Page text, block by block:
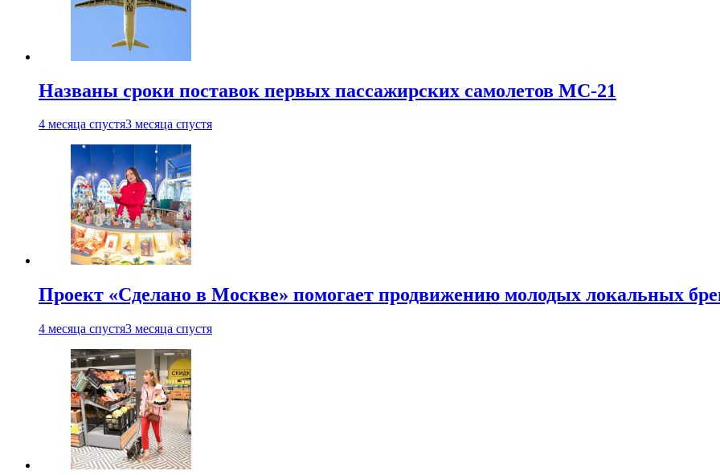
Названы сроки поставок первых пассажирских самолетов МС-21
4 месяца спустя3 месяца спустя
Проект «Сделано в Москве» помогает продвижению молодых локальных
4 месяца спустя3 месяца спустя